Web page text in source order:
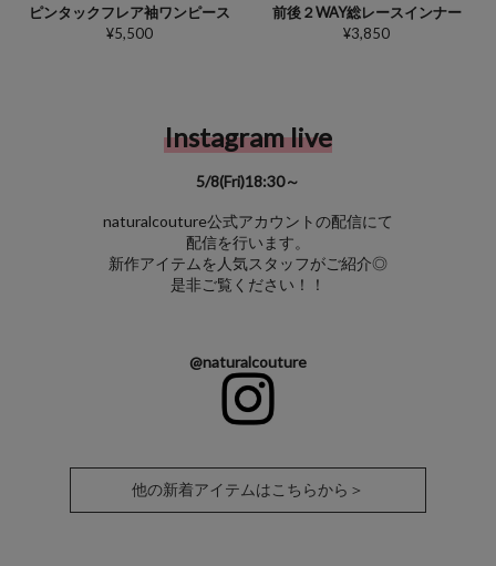
ピンタックフレア袖ワンピース
¥5,500
前後２WAY総レースインナー
¥3,850
Instagram live
5/8(Fri)18:30～
naturalcouture公式アカウントの配信にて
配信を行います。
新作アイテムを人気スタッフがご紹介◎
是非ご覧ください！！
@naturalcouture
他の新着アイテムはこちらから＞